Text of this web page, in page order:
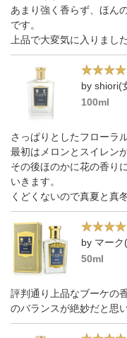
あまり強く香らず、ほん
です。
上品で大変気に入りました
by shiori(
100ml
さっぱりとしたフローラル
最初はメロンとスイレン
その後ほのかに花の香り
いきます。
くどくないので真夏と真
by マー
50ml
評判通り上品なブーケの
のバランスが絶妙だと思い